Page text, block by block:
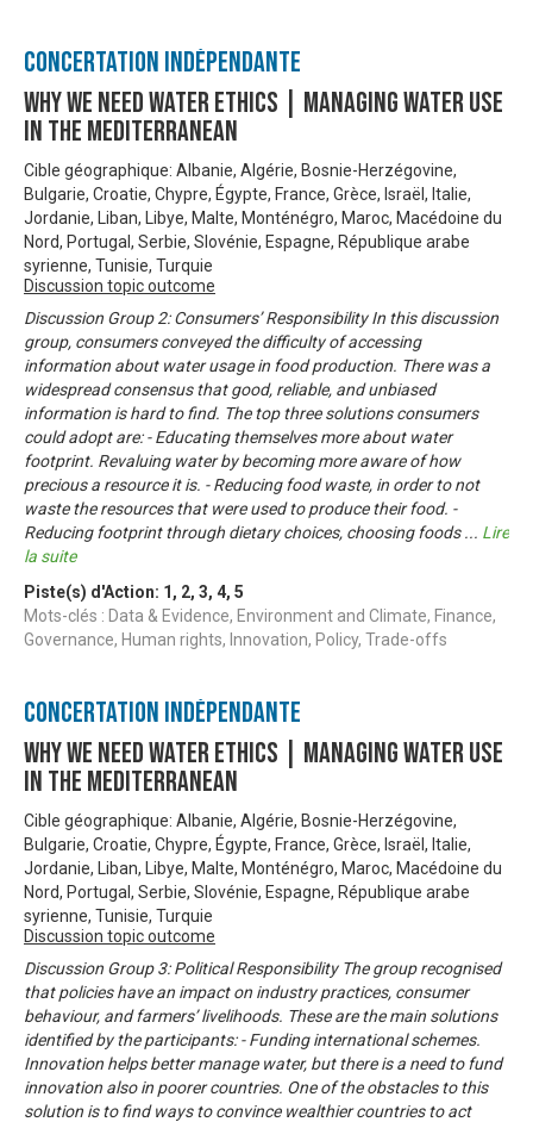
Concertation Indépendante
Why We Need Water Ethics | Managing Water Use
In The Mediterranean
Cible géographique: Albanie, Algérie, Bosnie-Herzégovine,
Bulgarie, Croatie, Chypre, Égypte, France, Grèce, Israël, Italie,
Jordanie, Liban, Libye, Malte, Monténégro, Maroc, Macédoine du
Nord, Portugal, Serbie, Slovénie, Espagne, République arabe
syrienne, Tunisie, Turquie
Discussion topic outcome
Discussion Group 2: Consumers’ Responsibility In this discussion
group, consumers conveyed the difficulty of accessing
information about water usage in food production. There was a
widespread consensus that good, reliable, and unbiased
information is hard to find. The top three solutions consumers
could adopt are: - Educating themselves more about water
footprint. Revaluing water by becoming more aware of how
precious a resource it is. - Reducing food waste, in order to not
waste the resources that were used to produce their food. -
Reducing footprint through dietary choices, choosing foods... Lire
la suite
Piste(s) d'Action: 1 , 2, 3, 4, 5
Mots-clés : Data & Evidence, Environment and Climate, Finance,
Governance, Human rights, Innovation, Policy, Trade-offs
Concertation Indépendante
Why We Need Water Ethics | Managing Water Use
In The Mediterranean
Cible géographique: Albanie, Algérie, Bosnie-Herzégovine,
Bulgarie, Croatie, Chypre, Égypte, France, Grèce, Israël, Italie,
Jordanie, Liban, Libye, Malte, Monténégro, Maroc, Macédoine du
Nord, Portugal, Serbie, Slovénie, Espagne, République arabe
syrienne, Tunisie, Turquie
Discussion topic outcome
Discussion Group 3: Political Responsibility The group recognised
that policies have an impact on industry practices, consumer
behaviour, and farmers’ livelihoods. These are the main solutions
identified by the participants: - Funding international schemes.
Innovation helps better manage water, but there is a need to fund
innovation also in poorer countries. One of the obstacles to this
solution is to find ways to convince wealthier countries to act